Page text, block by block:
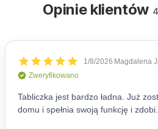
Opinie klientów